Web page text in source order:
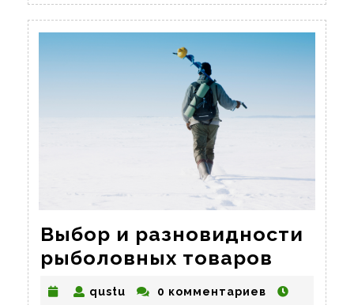
Выбор и разновидности
рыболовных товаров Выбор
и
qustu qustu0 комментариев